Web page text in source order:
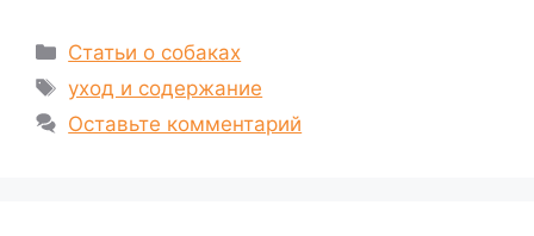
Рубрики
Статьи о собаках
Метки
уход и содержание
Оставьте комментарий